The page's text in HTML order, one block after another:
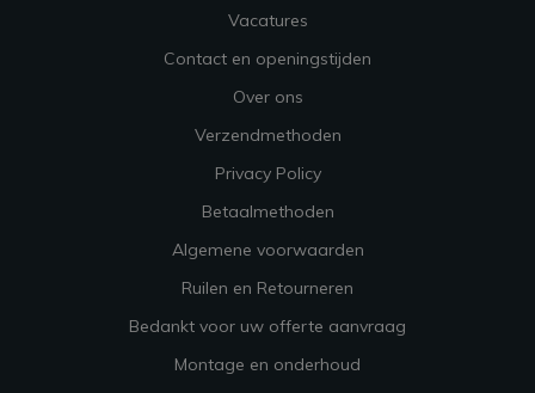
Vacatures
Contact en openingstijden
Over ons
Verzendmethoden
Privacy Policy
Betaalmethoden
Algemene voorwaarden
Ruilen en Retourneren
Bedankt voor uw offerte aanvraag
Montage en onderhoud